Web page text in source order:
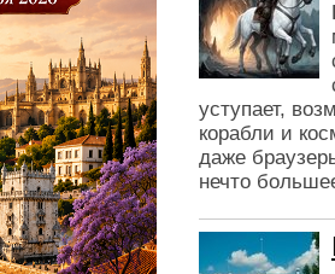
уступает,
корабли и
даже
нечто